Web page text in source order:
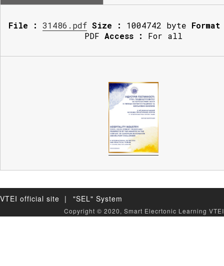
File : 31486.pdf Size : 1004742 byte
PDF Access : For all
VTEI official site | "SEL" System
Copyright © 2020, Smart Elecrtonic Learning VTEI